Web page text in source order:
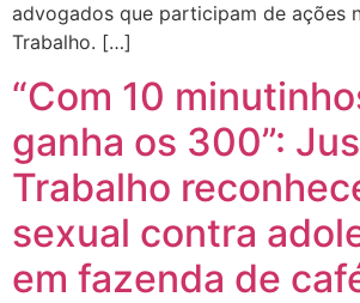
advogados que participam de ações
Trabalho. […]
“Com 10
ganha os 300”:
Trabalho
sexual contra
em fazenda de